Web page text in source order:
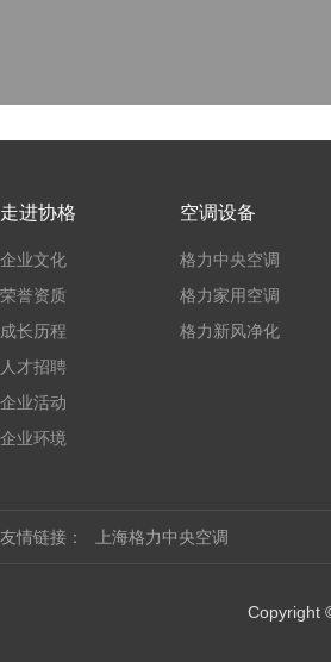
走进协格
企业文化
荣誉资质
成长历程
人才招聘
企业活动
企业环境
空调设备
格力中央空调
格力家用空调
格力新风净化
友情链接： 上海格力中央空调
Copyright